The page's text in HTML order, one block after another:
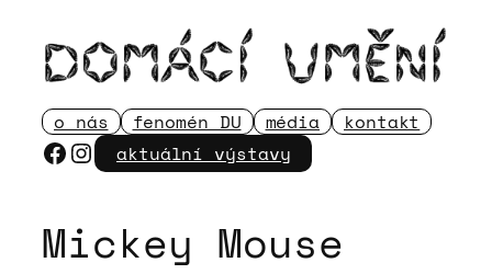
obsah
o nás fenomén DU média kontakt
Facebook
Instagram
aktuální výstavy
Mickey Mouse